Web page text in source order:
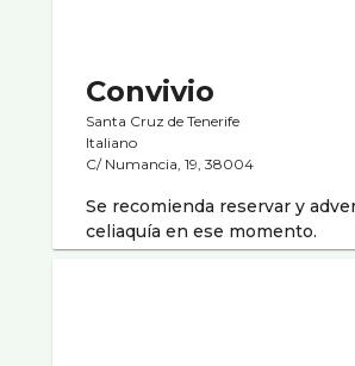
Convivio
Santa Cruz de Tenerife
Italiano
C/ Numancia, 19, 38004
Se recomienda reservar y
celiaquí­a en ese momento.